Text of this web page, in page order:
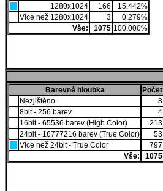
1280x1024
166
15.442%
Více než 1280x1024
3
0.279%
Vše:
1075 100.000%
Barevné hloubka
Počet
Nezjištěno
8
8bit - 256 barev
4
16bit - 65536 barev (High Color)
213
24bit - 16777216 barev (True Color)
53
Více než 24bit - True Color
797
Vše:
1075